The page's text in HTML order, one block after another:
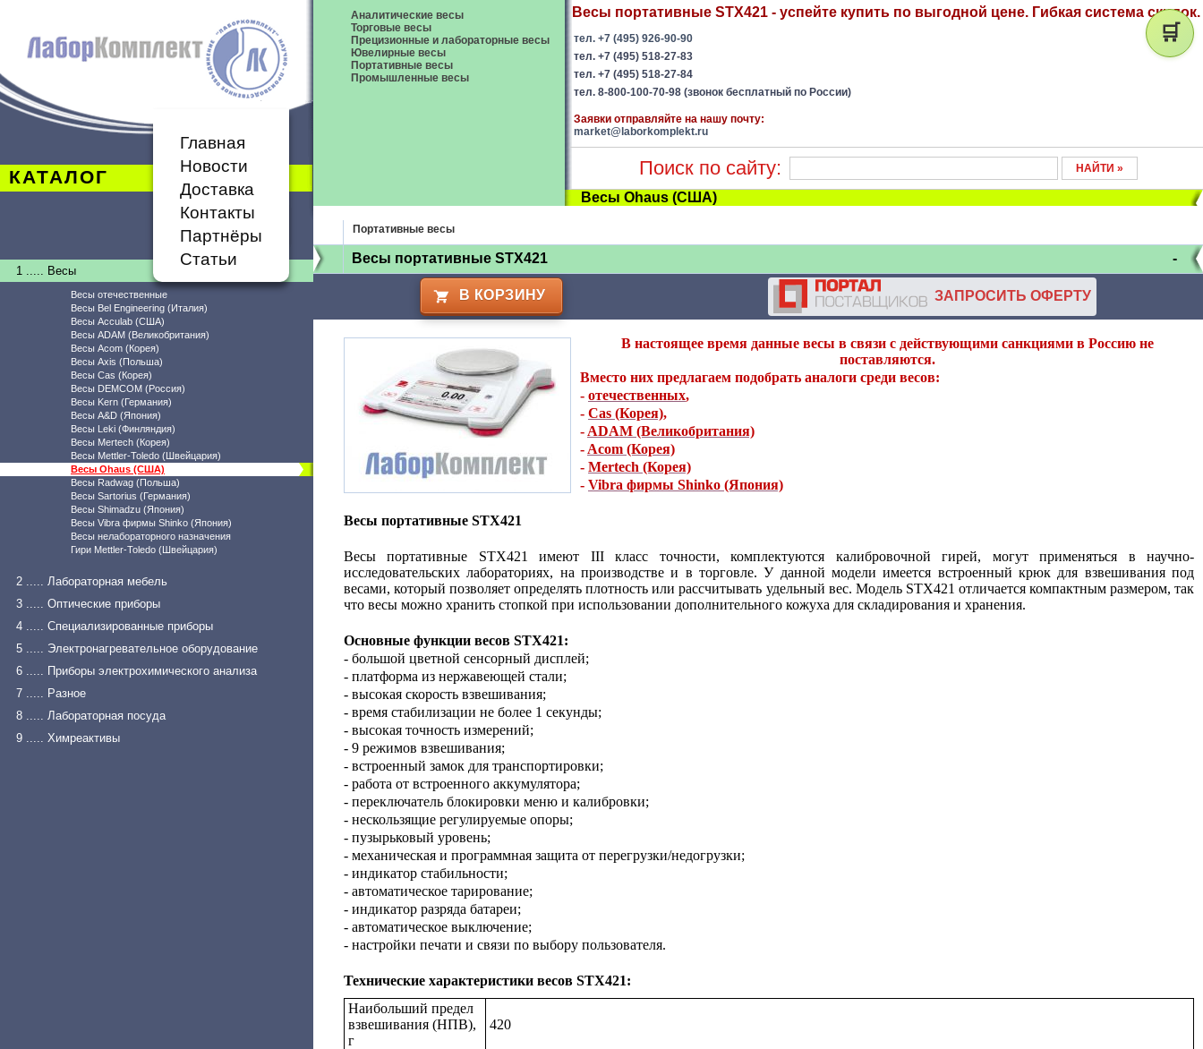
КАТАЛОГ
Главная
Новости
Доставка
Контакты
Партнёры
Статьи
1 ..... Весы
Весы отечественные
Весы Bel Engineering (Италия)
Весы Acculab (США)
Весы ADAM (Великобритания)
Весы Acom (Корея)
Весы Axis (Польша)
Весы Cas (Корея)
Весы DEMCOM (Россия)
Весы Kern (Германия)
Весы A&D (Япония)
Весы Leki (Финляндия)
Весы Mertech (Корея)
Весы Mettler-Toledo (Швейцария)
Весы Ohaus (США)
Весы Radwag (Польша)
Весы Sartorius (Германия)
Весы Shimadzu (Япония)
Весы Vibra фирмы Shinko (Япония)
Весы нелабораторного назначения
Гири Mettler-Toledo (Швейцария)
2 ..... Лабораторная мебель
3 ..... Оптические приборы
4 ..... Специализированные приборы
5 ..... Электронагревательное оборудование
6 ..... Приборы электрохимического анализа
7 ..... Разное
8 ..... Лабораторная посуда
9 ..... Химреактивы
Аналитические весы
Торговые весы
Прецизионные и лабораторные весы
Ювелирные весы
Портативные весы
Промышленные весы
Весы портативные STX421 - успейте купить по выгодной цене. Гибкая система скидок.
тел. +7 (495) 926-90-90
тел. +7 (495) 518-27-83
тел. +7 (495) 518-27-84
тел. 8-800-100-70-98 (звонок бесплатный по России)
Заявки отправляйте на нашу почту:
market@laborkomplekt.ru
Поиск по сайту:
Весы Ohaus (США)
Портативные весы
Весы портативные STX421 -
В КОРЗИНУ ЗАПРОСИТЬ ОФЕРТУ
В настоящее время данные весы в связи с действующими санкциями в Россию не
поставляются.
Вместо них предлагаем подобрать аналоги среди весов:
- отечественных,
- Cas (Корея),
- ADAM (Великобритания)
- Acom (Корея)
- Mertech (Корея)
- Vibra фирмы Shinko (Япония)
Весы портативные STX421
Весы портативные STX421 имеют III класс точности, комплектуются калибровочной гирей, могут применяться в научно-
исследовательских лабораториях, на производстве и в торговле. У данной модели имеется встроенный крюк для взвешивания под
весами, который позволяет определять плотность или рассчитывать удельный вес. Модель STX421 отличается компактным размером, так
что весы можно хранить стопкой при использовании дополнительного кожуха для складирования и хранения.
Основные функции весов STX421:
- большой цветной сенсорный дисплей;
- платформа из нержавеющей стали;
- высокая скорость взвешивания;
- время стабилизации не более 1 секунды;
- высокая точность измерений;
- 9 режимов взвешивания;
- встроенный замок для транспортировки;
- работа от встроенного аккумулятора;
- переключатель блокировки меню и калибровки;
- нескользящие регулируемые опоры;
- пузырьковый уровень;
- механическая и программная защита от перегрузки/недогрузки;
- индикатор стабильности;
- автоматическое тарирование;
- индикатор разряда батареи;
- автоматическое выключение;
- настройки печати и связи по выбору пользователя.
Технические характеристики весов STX421:
Наибольший предел
взвешивания (НПВ),
г
420
🛒